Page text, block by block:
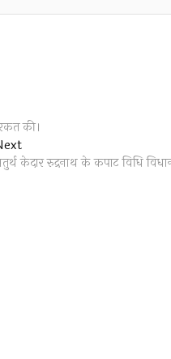
की।
Next
post:
केदार रुद्रनाथ के कपाट विधि